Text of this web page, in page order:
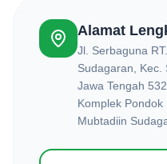
Alamat
Jl. Serbaguna
Sudagaran, Kec.
Jawa Tengah
Komplek
Mubtadiin